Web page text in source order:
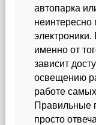
автопарка
неинтересно
именно от
зависит
освещению
работе
Правильные
просто